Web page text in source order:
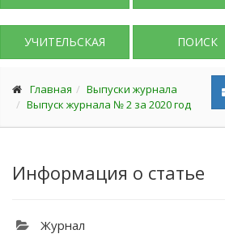
УЧИТЕЛЬСКАЯ ПОИСК
Главная
Выпуски журнала
Выпуск журнала № 2 за 2020 год
Информация о статье
Журнал